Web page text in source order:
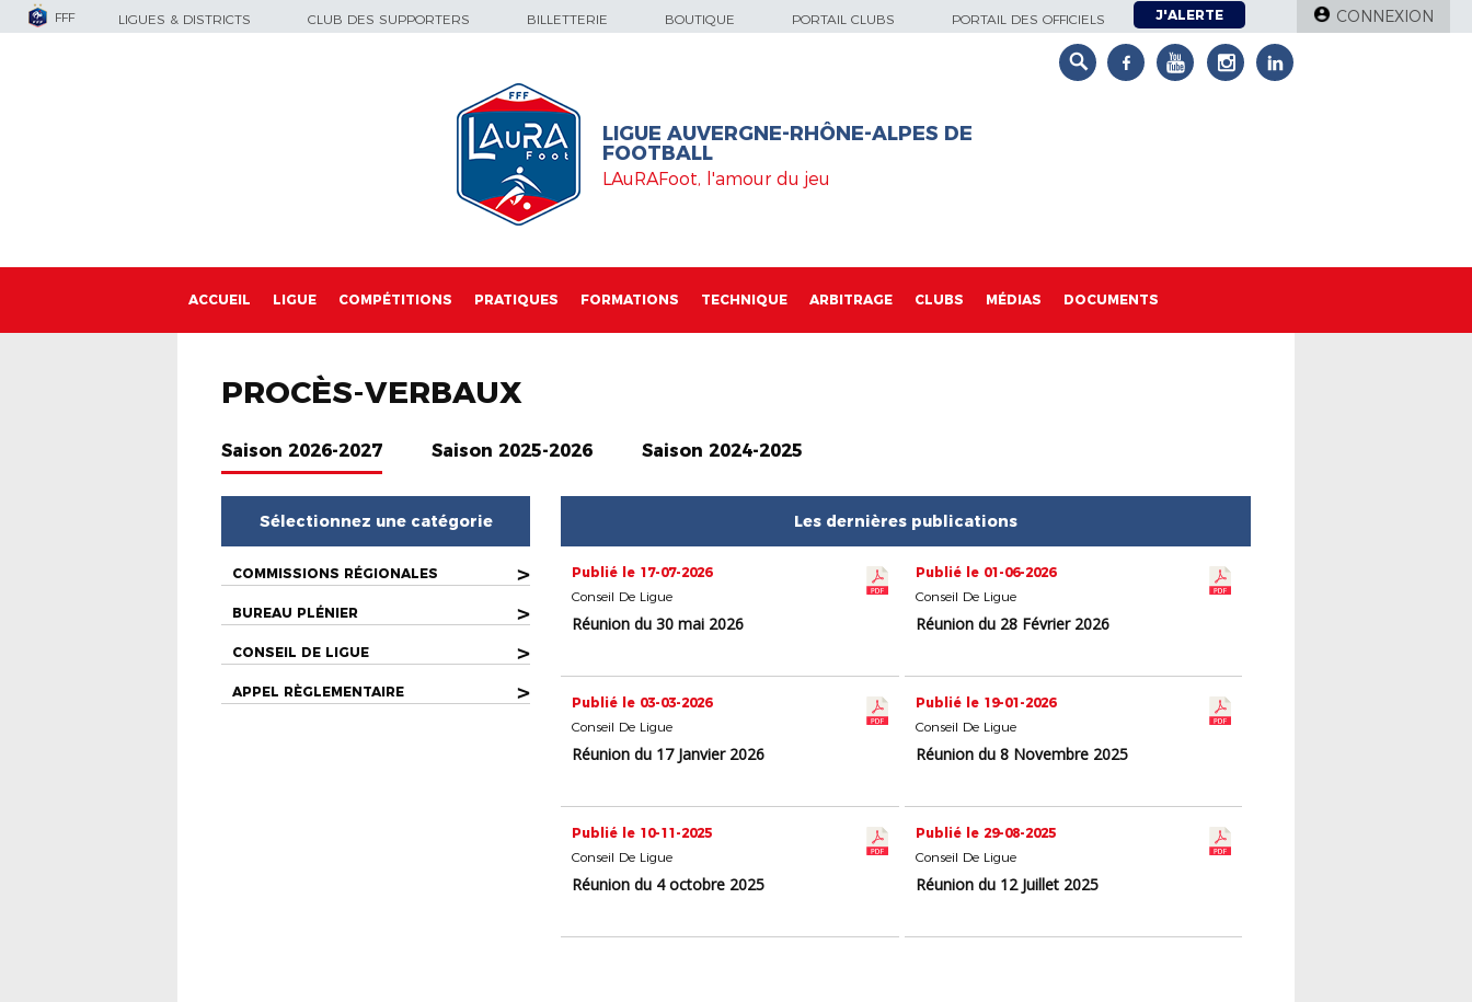
FFF LIGUES & DISTRICTS CLUB DES SUPPORTERS BILLETTERIE BOUTIQUE PORTAIL CLUBS PORTAIL DES OFFICIELS J'ALERTE CONNEXION
LIGUE AUVERGNE-RHÔNE-ALPES DE
FOOTBALL
LAuRAFoot, l'amour du jeu
ACCUEIL LIGUE COMPÉTITIONS PRATIQUES FORMATIONS TECHNIQUE ARBITRAGE CLUBS MÉDIAS DOCUMENTS
PROCÈS-VERBAUX
Saison 2026-2027 Saison 2025-2026 Saison 2024-2025
Sélectionnez une catégorie
COMMISSIONS RÉGIONALES >
BUREAU PLÉNIER >
CONSEIL DE LIGUE >
APPEL RÈGLEMENTAIRE >
Les dernières publications
Publié le 17-07-2026
Conseil De Ligue
Réunion du 30 mai 2026
Publié le 01-06-2026
Conseil De Ligue
Réunion du 28 Février 2026
Publié le 03-03-2026
Conseil De Ligue
Réunion du 17 Janvier 2026
Publié le 19-01-2026
Conseil De Ligue
Réunion du 8 Novembre 2025
Publié le 10-11-2025
Conseil De Ligue
Réunion du 4 octobre 2025
Publié le 29-08-2025
Conseil De Ligue
Réunion du 12 Juillet 2025